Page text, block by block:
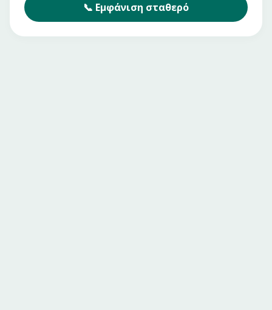
📞 Εμφάνιση σταθερό